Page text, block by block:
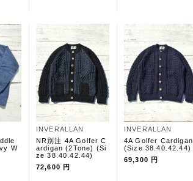
W
INVERALLAN
NR別注 4A Golfer C
ardigan (2Tone) (Si
ze 38.40.42.44)
72,600 円
INVERALLAN
4A Golfer Cardigan
(Size 38.40.42.44)
69,300 円